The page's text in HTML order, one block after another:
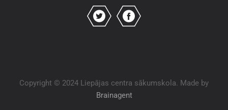
Copyright © 2024 Liepājas centra sākumskola. Made by
Brainagent